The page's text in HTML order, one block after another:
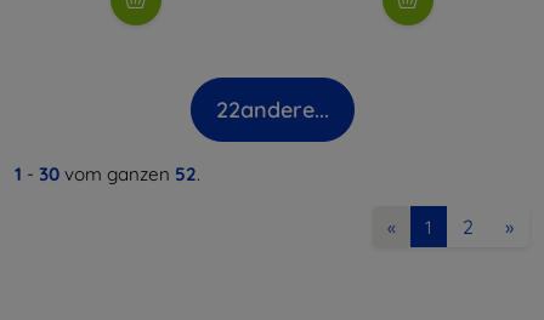
22andere...
1 - 30 vom ganzen 52.
« 1 2 »